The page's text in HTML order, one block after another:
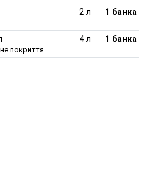
2 л 1 банка
покриття
4 л 1 банка